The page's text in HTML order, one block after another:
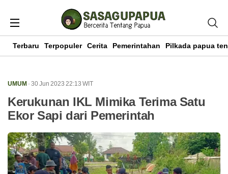
Terbaru Terpopuler Cerita Pemerintahan Pilkada papua
UMUM · 30 Jun 2023 22:13 WIT
Kerukunan IKL Mimika Terima Satu
Ekor Sapi dari Pemerintah